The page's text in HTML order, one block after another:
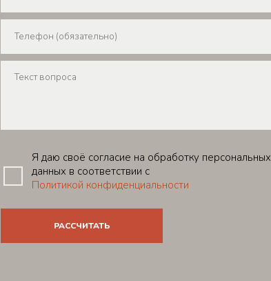
Я даю своё согласие на обработку персональных
данных в соответствии с
Политикой конфиденциальности